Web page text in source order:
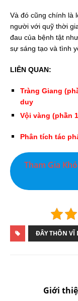
Và đó cũng chính là
người với quỹ thời
đau của bệnh tật
sự sáng tạo và tình
LIÊN QUAN:
Tràng Giang
duy
Vội vàng (phần
Phân tích tác
Tham Gia
ĐÂY THÔN VĨ
Giới